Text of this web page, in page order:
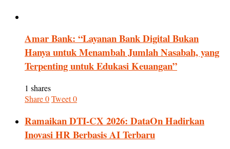
Amar Bank: “Layanan Bank Digital Bukan
Hanya untuk Menambah Jumlah Nasabah, yang
Terpenting untuk Edukasi Keuangan”
1 shares
Share0Tweet0
Ramaikan DTI-CX 2026: DataOn Hadirkan
Inovasi HR Berbasis AI Terbaru